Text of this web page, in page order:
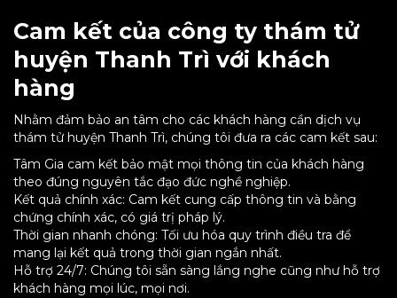
Cam kết của công ty thám tử
huyện Thanh Trì với khách
hàng
Nhằm đảm bảo an tâm cho các khách hàng cần dịch vụ
thám tử huyện Thanh Trì, chúng tôi đưa ra các cam kết sau:
Tâm Gia cam kết bảo mật mọi thông tin của khách hàng
theo đúng nguyên tắc đạo đức nghề nghiệp.
Kết quả chính xác: Cam kết cung cấp thông tin và bằng
chứng chính xác, có giá trị pháp lý.
Thời gian nhanh chóng: Tối ưu hóa quy trình điều tra để
mang lại kết quả trong thời gian ngắn nhất.
Hỗ trợ 24/7: Chúng tôi sẵn sàng lắng nghe cũng như hỗ trợ
khách hàng mọi lúc, mọi nơi.